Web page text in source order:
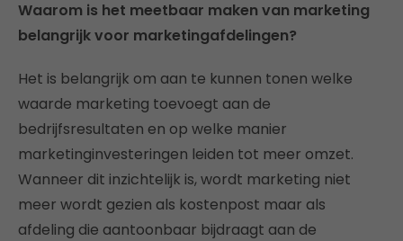
Waarom is het meetbaar maken van marketing
belangrijk voor marketingafdelingen?
Het is belangrijk om aan te kunnen tonen welke
waarde marketing toevoegt aan de
bedrijfsresultaten en op welke manier
marketinginvesteringen leiden tot meer omzet.
Wanneer dit inzichtelijk is, wordt marketing niet
meer wordt gezien als kostenpost maar als
afdeling die aantoonbaar bijdraagt aan de